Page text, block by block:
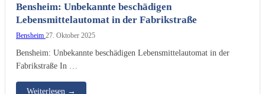
Bensheim: Unbekannte beschädigen
Lebensmittelautomat in der Fabrikstraße
Bensheim 27. Oktober 2025
Bensheim: Unbekannte beschädigen Lebensmittelautomat in der
Fabrikstraße In …
Weiterlesen →